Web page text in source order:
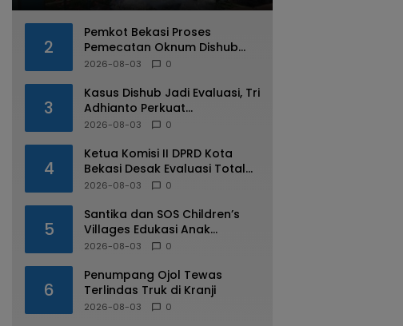
2
Pemkot Bekasi Proses
Pemecatan Oknum Dishub
Yang Diduga Lakukan Pungli
2026-08-03 0
3
Kasus Dishub Jadi Evaluasi, Tri
Adhianto Perkuat
Pengawasan Aparatur
2026-08-03 0
4
Ketua Komisi II DPRD Kota
Bekasi Desak Evaluasi Total
Usai Dugaan Pungli Oknum
2026-08-03 0
5
Santika dan SOS Children’s
Villages Edukasi Anak
Mengenal Industri Perhotelan
2026-08-03 0
6
Penumpang Ojol Tewas
Terlindas Truk di Kranji
2026-08-03 0